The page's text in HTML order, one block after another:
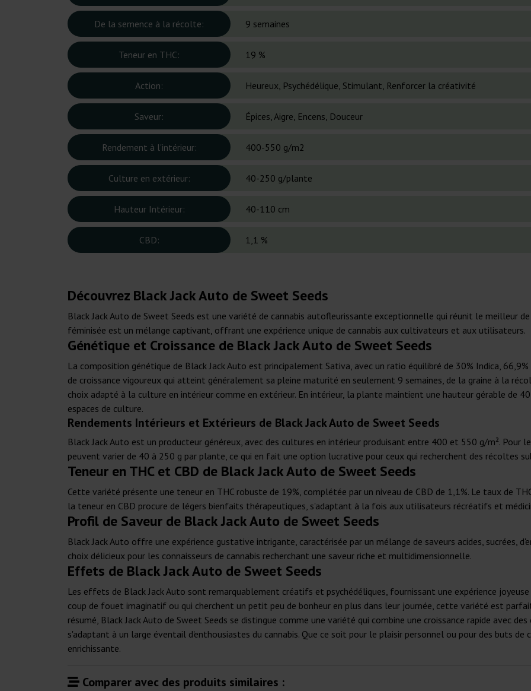
De la semence à la récolte: 9 semaines
Teneur en THC: 19 %
Action: Heureux, Psychédélique, Stimulant, Renforcer la créativité
Saveur: Épices, Aigre, Encens, Douceur
Rendement à l'intérieur: 400-550 g/m2
Culture en extérieur: 40-250 g/plante
Hauteur Intérieur: 40-110 cm
CBD: 1,1 %
Découvrez Black Jack Auto de Sweet Seeds
Black Jack Auto de Sweet Seeds est une variété de cannabis autofleurissante exceptionnelle qui réunit le meilleur
féminisée est un mélange captivant, offrant une expérience unique de cannabis aux cultivateurs et aux utilisateurs.
Génétique et Croissance de Black Jack Auto de Sweet Seeds
La composition génétique de Black Jack Auto est principalement Sativa, avec un ratio équilibré de 30% Indica,
de croissance vigoureux qui atteint généralement sa pleine maturité en seulement 9 semaines, de la graine à la
choix adapté à la culture en intérieur comme en extérieur. En intérieur, la plante maintient une hauteur gérable de
espaces de culture.
Rendements Intérieurs et Extérieurs de Black Jack Auto de Sweet Seeds
Black Jack Auto est un producteur généreux, avec des cultures en intérieur produisant entre 400 et 550 g/m². Pour
peuvent varier de 40 à 250 g par plante, ce qui en fait une option lucrative pour ceux qui recherchent des récoltes
Teneur en THC et CBD de Black Jack Auto de Sweet Seeds
Cette variété présente une teneur en THC robuste de 19%, complétée par un niveau de CBD de 1,1%. Le taux de
la teneur en CBD procure de légers bienfaits thérapeutiques, s'adaptant à la fois aux utilisateurs récréatifs et
Profil de Saveur de Black Jack Auto de Sweet Seeds
Black Jack Auto offre une expérience gustative intrigante, caractérisée par un mélange de saveurs acides, sucrées,
choix délicieux pour les connaisseurs de cannabis recherchant une saveur riche et multidimensionnelle.
Effets de Black Jack Auto de Sweet Seeds
Les effets de Black Jack Auto sont remarquablement créatifs et psychédéliques, fournissant une expérience
coup de fouet imaginatif ou qui cherchent un petit peu de bonheur en plus dans leur journée, cette variété est
résumé, Black Jack Auto de Sweet Seeds se distingue comme une variété qui combine une croissance rapide avec
s'adaptant à un large éventail d'enthousiastes du cannabis. Que ce soit pour le plaisir personnel ou pour des buts
enrichissante.
Comparer avec des produits similaires :